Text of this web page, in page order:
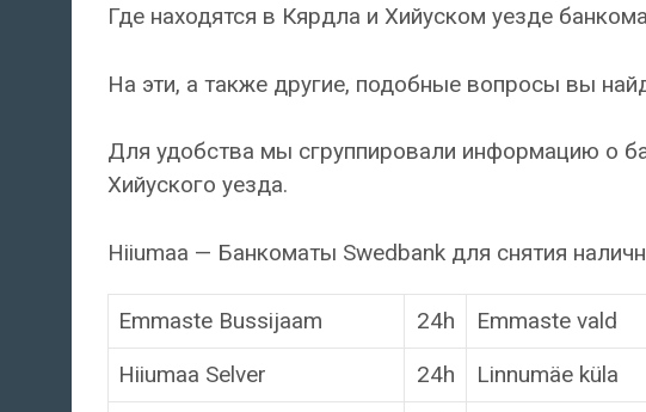
Где находятся в Кярдла и Хийуском уезде
На эти, а также другие, подобные вопросы вы
Для удобства мы сгруппировали информацию о
Хийуского уезда.
Hiiumaa — Банкоматы Swedbank для снятия
Emmaste Bussijaam 24h Emmaste vald
Hiiumaa Selver
24h Linnumäe küla